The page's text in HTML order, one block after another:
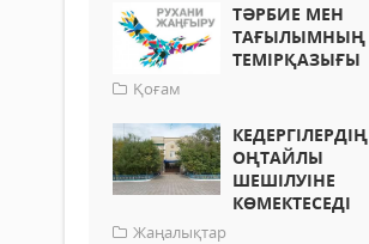
ТӘРБИЕ МЕН
ТАҒЫЛЫМНЫҢ
ТЕМІРҚАЗЫҒЫ
Қоғам
КЕДЕРГІЛЕРДІҢ
ОҢТАЙЛЫ
ШЕШІЛУІНЕ
КӨМЕКТЕСЕДІ
Жаңалықтар